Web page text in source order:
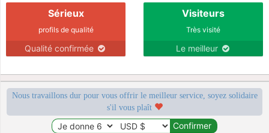
Sérieux
profils de qualité
Qualité confirmée
Visiteurs
Très visité
Le meilleur
Nous travaillons dur pour vous offrir le meilleur service, soyez solidaire
s'il vous plaît